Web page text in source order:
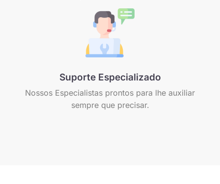
Suporte Especializado
Nossos Especialistas prontos para lhe auxiliar
sempre que precisar.​​